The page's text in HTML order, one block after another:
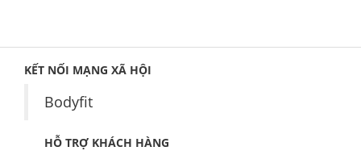
KẾT NỐI MẠNG XÃ HỘI
Bodyfit
HỖ TRỢ KHÁCH HÀNG